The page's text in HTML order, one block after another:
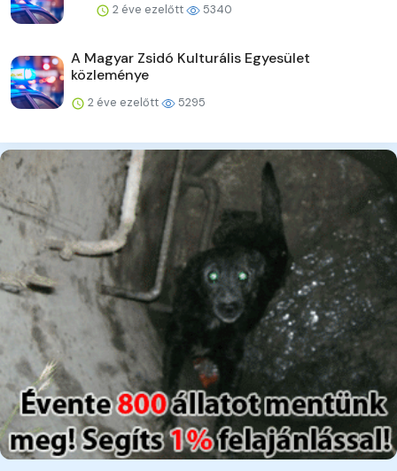
2 éve ezelőtt 5340
A Magyar Zsidó Kulturális Egyesület
közleménye
2 éve ezelőtt 5295